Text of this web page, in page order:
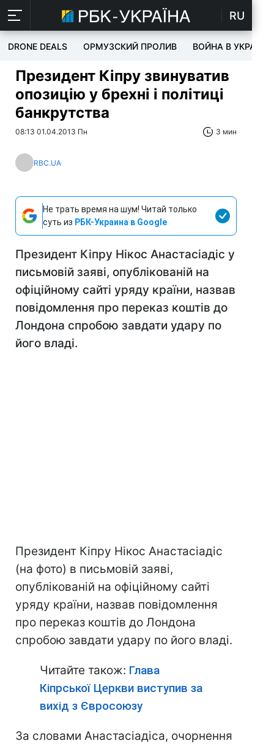
RU
DRONE DEALS ОРМУЗСКИЙ ПРОЛИВ ВОЙНА В УКРАИНЕ
Президент Кіпру звинуватив
опозицію у брехні і політиці
банкрутства
08:13 01.04.2013 Пн 3 мин
RBC.UA
Не трать время на шум! Читай только
суть из РБК-Украина в Google
Президент Кіпру Нікос Анастасіадіс у
письмовій заяві, опублікованій на
офіційному сайті уряду країни, назвав
повідомлення про переказ коштів до
Лондона спробою завдати удару по
його владі.
Президент Кіпру Нікос Анастасіадіс
(на фото) в письмовій заяві,
опублікованій на офіційному сайті
уряду країни, назвав повідомлення
про переказ коштів до Лондона
спробою завдати удару по його владі.
Читайте також: Глава
Кіпрської Церкви виступив за
вихід з Євросоюзу
За словами Анастасіадіса, очорнення